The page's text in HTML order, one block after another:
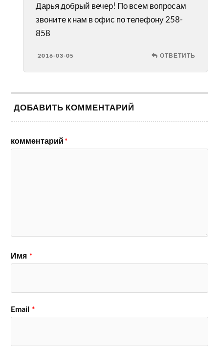
Дарья добрый вечер! По всем вопросам
звоните к нам в офис по телефону 258-
858
2016-03-05 ОТВЕТИТЬ
ДОБАВИТЬ КОММЕНТАРИЙ
комментарий*
Имя *
Email *